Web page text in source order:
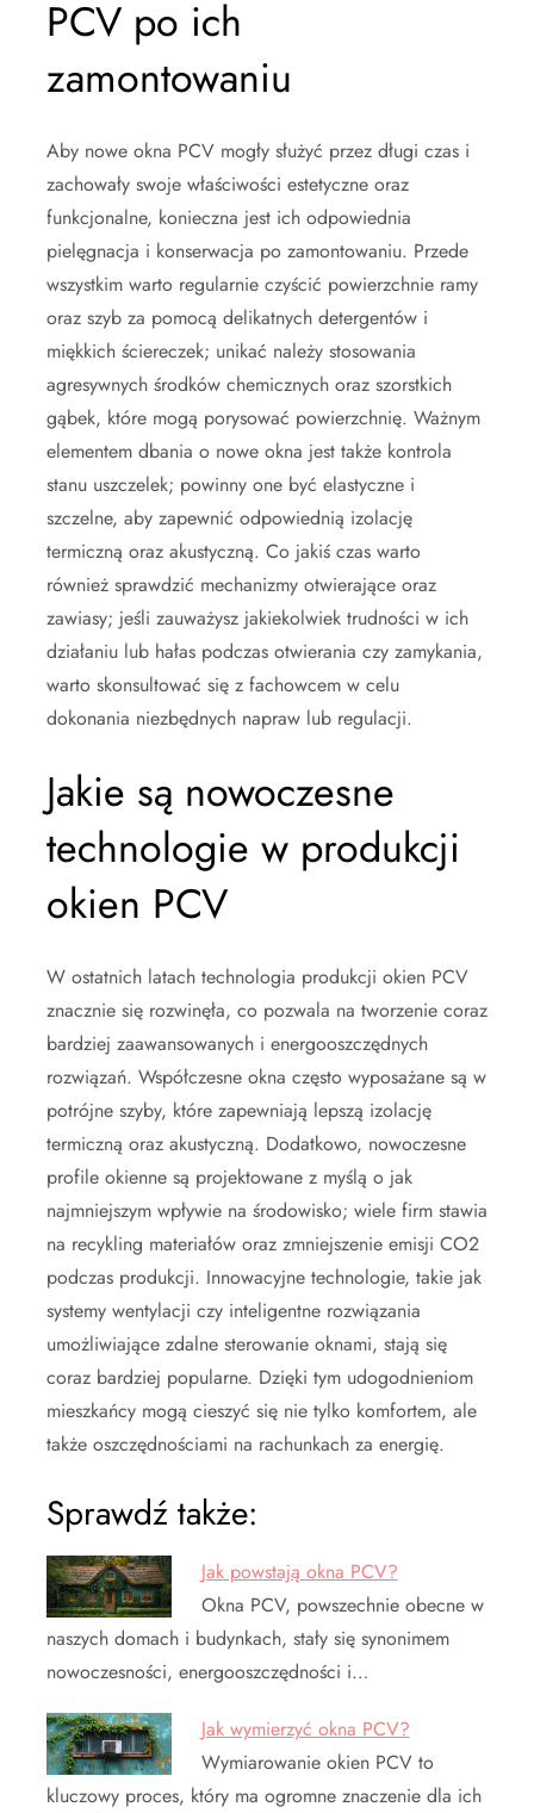
PCV po ich
zamontowaniu
Aby nowe okna PCV mogły służyć przez długi czas i
zachowały swoje właściwości estetyczne oraz
funkcjonalne, konieczna jest ich odpowiednia
pielęgnacja i konserwacja po zamontowaniu. Przede
wszystkim warto regularnie czyścić powierzchnie ramy
oraz szyb za pomocą delikatnych detergentów i
miękkich ściereczek; unikać należy stosowania
agresywnych środków chemicznych oraz szorstkich
gąbek, które mogą porysować powierzchnię. Ważnym
elementem dbania o nowe okna jest także kontrola
stanu uszczelek; powinny one być elastyczne i
szczelne, aby zapewnić odpowiednią izolację
termiczną oraz akustyczną. Co jakiś czas warto
również sprawdzić mechanizmy otwierające oraz
zawiasy; jeśli zauważysz jakiekolwiek trudności w ich
działaniu lub hałas podczas otwierania czy zamykania,
warto skonsultować się z fachowcem w celu
dokonania niezbędnych napraw lub regulacji.
Jakie są nowoczesne
technologie w produkcji
okien PCV
W ostatnich latach technologia produkcji okien PCV
znacznie się rozwinęła, co pozwala na tworzenie coraz
bardziej zaawansowanych i energooszczędnych
rozwiązań. Współczesne okna często wyposażane są w
potrójne szyby, które zapewniają lepszą izolację
termiczną oraz akustyczną. Dodatkowo, nowoczesne
profile okienne są projektowane z myślą o jak
najmniejszym wpływie na środowisko; wiele firm stawia
na recykling materiałów oraz zmniejszenie emisji CO2
podczas produkcji. Innowacyjne technologie, takie jak
systemy wentylacji czy inteligentne rozwiązania
umożliwiające zdalne sterowanie oknami, stają się
coraz bardziej popularne. Dzięki tym udogodnieniom
mieszkańcy mogą cieszyć się nie tylko komfortem, ale
także oszczędnościami na rachunkach za energię.
Sprawdź także:
Jak powstają okna PCV?
Okna PCV, powszechnie obecne w
naszych domach i budynkach, stały się synonimem
nowoczesności, energooszczędności i…
Jak wymierzyć okna PCV?
Wymiarowanie okien PCV to
kluczowy proces, który ma ogromne znaczenie dla ich